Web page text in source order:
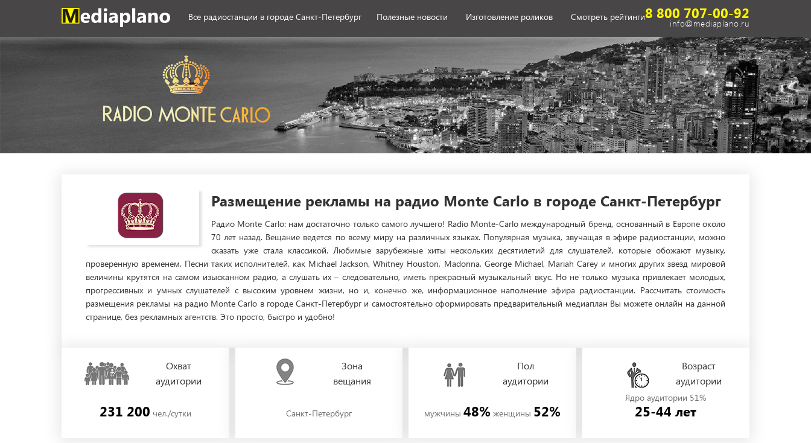
Все радиостанции в городе Санкт-Петербург Полезные новости Изготовление роликов Смотреть рейтинги8 800 707-00-92
info@mediaplano.ru
Размещение рекламы на радио Monte Carlo в городе Санкт-Петербург
Радио Monte Carlo: нам достаточно только самого лучшего! Radio Monte-Carlo международный бренд, основанный в Европе около
70 лет назад. Вещание ведется по всему миру на различных языках. Популярная музыка, звучащая в эфире радиостанции, можно
сказать уже стала классикой. Любимые зарубежные хиты нескольких десятилетий для слушателей, которые обожают музыку,
проверенную временем. Песни таких исполнителей, как Michael Jackson, Whitney Houston, Madonna, George Michael, Mariah Carey и многих других звезд мировой
величины крутятся на самом изысканном радио, а слушать их – следовательно, иметь прекрасный музыкальный вкус. Но не только музыка привлекает молодых,
прогрессивных и умных слушателей с высоким уровнем жизни, но и, конечно же, информационное наполнение эфира радиостанции. Рассчитать стоимость
размещения рекламы на радио Monte Carlo в городе Санкт-Петербург и самостоятельно сформировать предварительный медиаплан Вы можете онлайн на данной
странице, без рекламных агентств. Это просто, быстро и удобно!
Охват
аудитории
231 200 чел./сутки
Зона
вещания
Санкт-Петербург
Пол
аудитории
мужчины 48% женщины 52%
Возраст
аудитории
Ядро аудитории 51%
25-44 лет